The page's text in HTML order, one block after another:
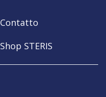
Contatto
Shop STERIS